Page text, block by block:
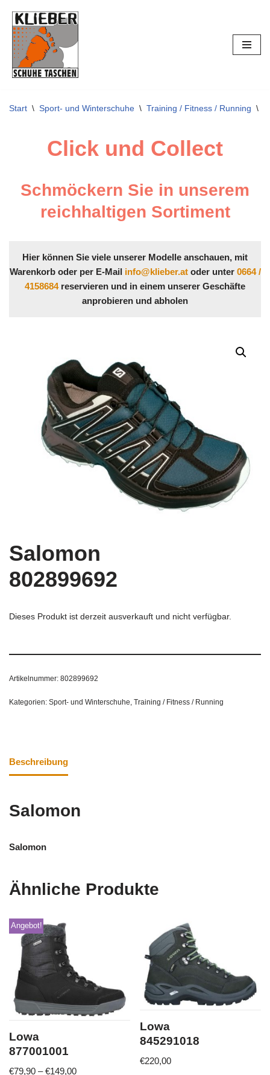
Zum
Inhalt
springen
Start \ Sport- und Winterschuhe \ Training / Fitness / Running \
Click und Collect
Schmöckern Sie in unserem
reichhaltigen Sortiment
Hier können Sie viele unserer Modelle anschauen, mit
Warenkorb oder per E-Mail info@klieber.atoder unter 0664 /
4158684reservieren und in einem unserer Geschäfte
anprobieren und abholen
Salomon
802899692
Dieses Produkt ist derzeit ausverkauft und nicht verfügbar.
Artikelnummer: 802899692
Kategorien: Sport- und Winterschuhe Training / Fitness / Running
Beschreibung
Salomon
Salomon
Ähnliche Produkte
Angebot!
Lowa
877001001
€79,90 –€149,00
Lowa
845291018
€220,00